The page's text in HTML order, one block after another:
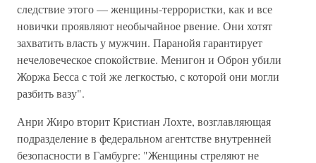
следствие этого — женщины-террористки, как и все
новички проявляют необычайное рвение. Они хотят
захватить власть у мужчин. Паранойя гарантирует
нечеловеческое спокойствие. Менигон и Оброн убили
Жоржа Бесса с той же легкостью, с которой они могли
разбить вазу".
Анри Жиро вторит Кристиан Лохте, возглавляющая
подразделение в федеральном агентстве внутренней
безопасности в Гамбурге: "Женщины стреляют не